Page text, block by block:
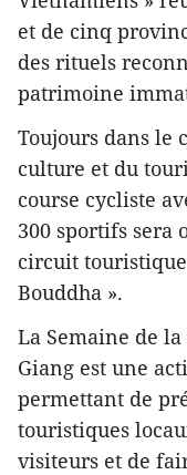
et de cinq
des rituels
patrimoine
Toujours dans le
culture et du
course cycliste
300 sportifs sera
circuit
Bouddha ».
La Semaine de
Giang est une
permettant de
touristiques
visiteurs et de